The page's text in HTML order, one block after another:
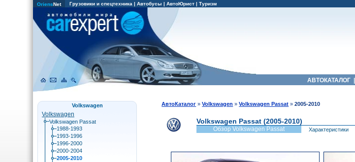
OriensNet Грузовики и спецтехника | Автобусы | АвтоЮрист | Туризм
АВТОКАТАЛОГ
АвтоКаталог »Volkswagen »Volkswagen Passat »2005-2010
Volkswagen Passat (2005-2010)
Обзор Volkswagen Passat Характеристики
Volkswagen
Volkswagen
Volkswagen Passat
1988-1993
1993-1996
1996-2000
2000-2004
2005-2010